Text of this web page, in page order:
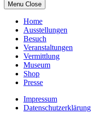
Menu Close
Home
Ausstellungen
Besuch
Veranstaltungen
Vermittlung
Museum
Shop
Presse
Impressum
Datenschutzerklärung